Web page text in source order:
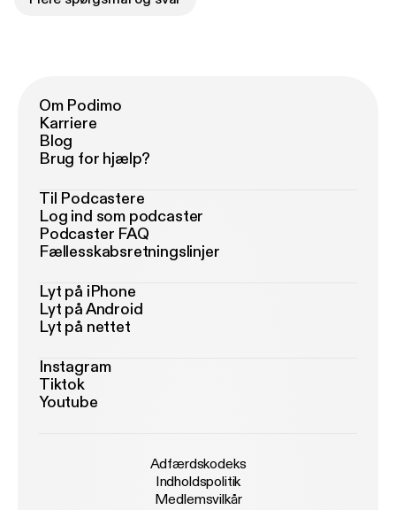
Om Podimo
Karriere
Blog
Brug for hjælp?
Til Podcastere
Log ind som podcaster
Podcaster FAQ
Fællesskabsretningslinjer
Lyt på iPhone
Lyt på Android
Lyt på nettet
Instagram
Tiktok
Youtube
Adfærdskodeks
Indholdspolitik
Medlemsvilkår